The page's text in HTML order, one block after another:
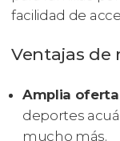
facilidad de
Ventajas de
Amplia
deportes
mucho más.